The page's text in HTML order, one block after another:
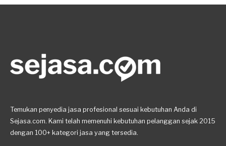
Temukan penyedia jasa profesional sesuai kebutuhan Anda di
Sejasa.com. Kami telah memenuhi kebutuhan pelanggan sejak 2015
dengan 100+ kategori jasa yang tersedia.